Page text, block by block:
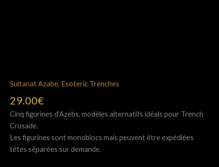
Sultanat Azabe, Esoteric Trenches
29.00€
Cinq figurines d’Azebs, modèles alternatifs idéals pour Trench
Crusade.
Les figurines sont monoblocs mais peuvent être expédiées
têtes séparées sur demande.